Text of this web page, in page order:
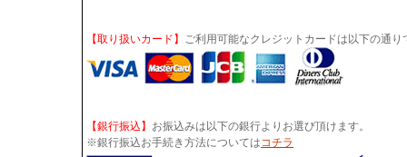
【取り扱いカード】 ご利用可能なクレジットカードは以下の通り
【銀行振込】 お振込みは以下の銀行よりお選び頂けます。
※銀行振込お手続き方法についてはコチラ